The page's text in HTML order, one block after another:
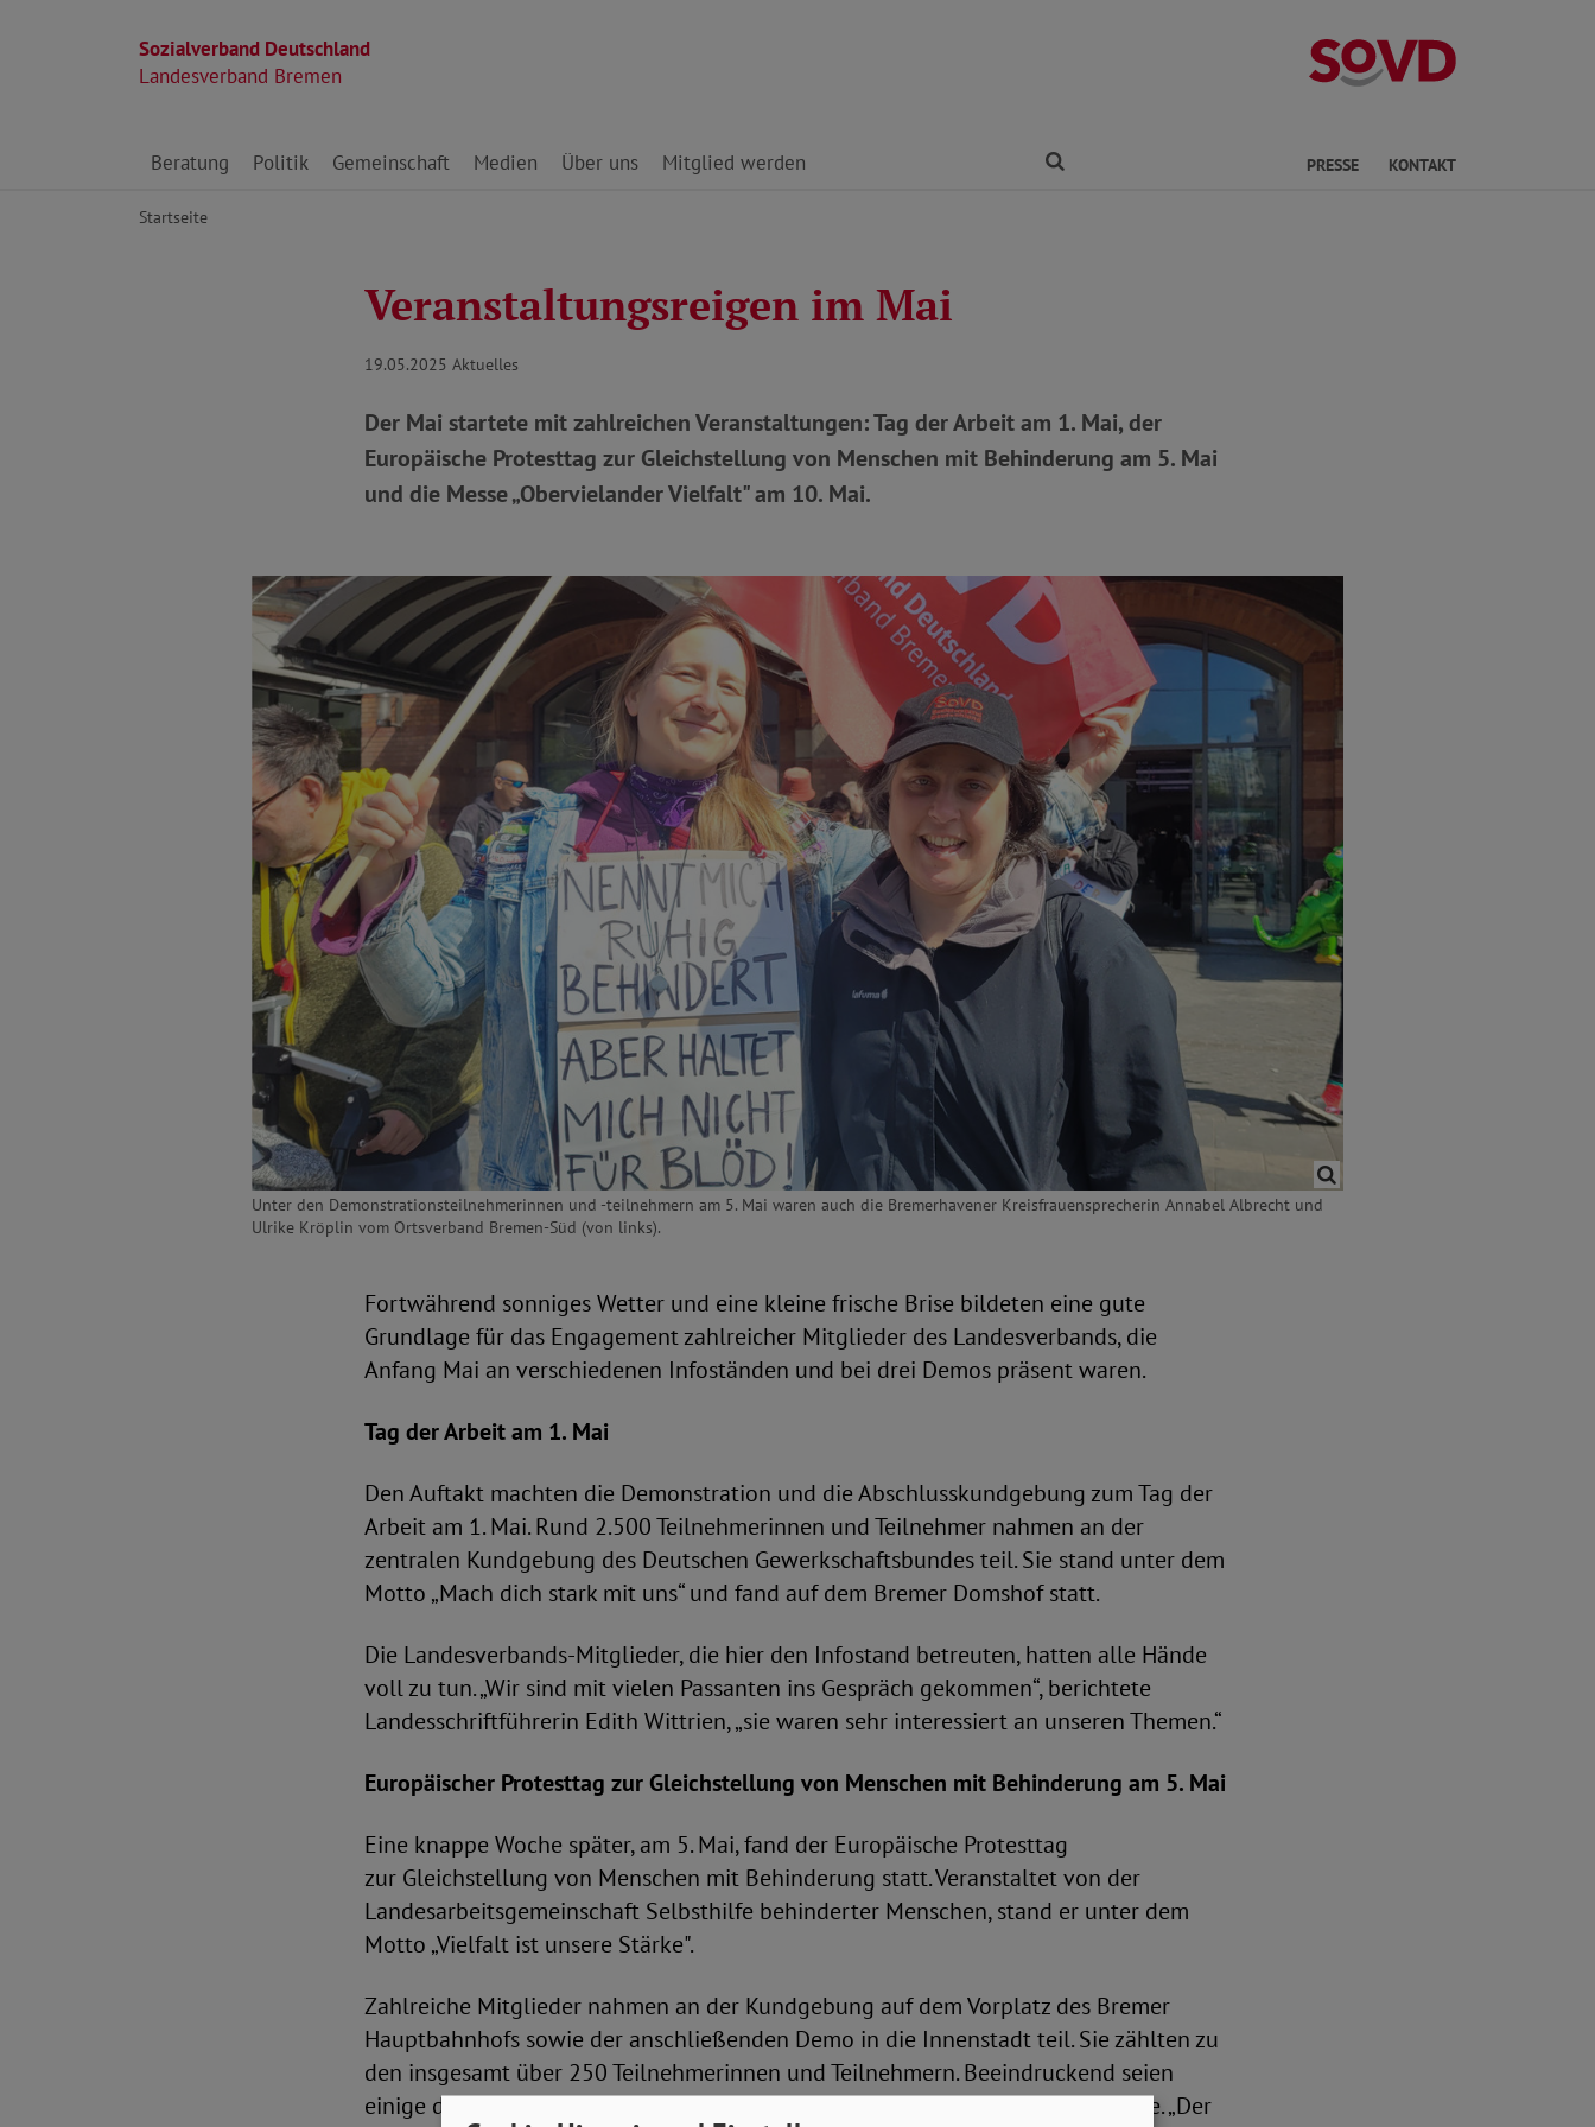
Sozialverband Deutschland
Landesverband Bremen
Landesverband
Direkt zu den Inhalten springen
Beratung Politik Gemeinschaft Medien Über uns Mitglied werden PRESSE KONTAKT
Startseite
Veranstaltungsreigen im Mai
19.05.2025 Aktuelles
Der Mai startete mit zahlreichen Veranstaltungen: Tag der Arbeit am 1. Mai, der
Europäische Protesttag zur Gleichstellung von Menschen mit Behinderung am 5. Mai
und die Messe „Obervielander Vielfalt" am 10. Mai.
Unter den Demonstrationsteilnehmerinnen und -teilnehmern am 5. Mai waren auch die Bremerhavener Kreisfrauensprecherin Annabel Albrecht und
Ulrike Kröplin vom Ortsverband Bremen-Süd (von links).
Fortwährend sonniges Wetter und eine kleine frische Brise bildeten eine gute
Grundlage für das Engagement zahlreicher Mitglieder des Landesverbands, die
Anfang Mai an verschiedenen Infoständen und bei drei Demos präsent waren.
Tag der Arbeit am 1. Mai
Den Auftakt machten die Demonstration und die Abschlusskundgebung zum Tag der
Arbeit am 1. Mai. Rund 2.500 Teilnehmerinnen und Teilnehmer nahmen an der
zentralen Kundgebung des Deutschen Gewerkschaftsbundes teil. Sie stand unter dem
Motto „Mach dich stark mit uns“ und fand auf dem Bremer Domshof statt.
Die Landesverbands-Mitglieder, die hier den Infostand betreuten, hatten alle Hände
voll zu tun. „Wir sind mit vielen Passanten ins Gespräch gekommen“, berichtete
Landesschriftführerin Edith Wittrien, „sie waren sehr interessiert an unseren Themen.“
Europäischer Protesttag zur Gleichstellung von Menschen mit Behinderung am 5. Mai
Eine knappe Woche später, am 5. Mai, fand der Europäische Protesttag
zur Gleichstellung von Menschen mit Behinderung statt. Veranstaltet von der
Landesarbeitsgemeinschaft Selbsthilfe behinderter Menschen, stand er unter dem
Motto „Vielfalt ist unsere Stärke".
Zahlreiche Mitglieder nahmen an der Kundgebung auf dem Vorplatz des Bremer
Hauptbahnhofs sowie der anschließenden Demo in die Innenstadt teil. Sie zählten zu
den insgesamt über 250 Teilnehmerinnen und Teilnehmern. Beeindruckend seien
einige der Redebeiträge gewesen, berichtete Landesschatzmeister Klaus Möhle. „Der